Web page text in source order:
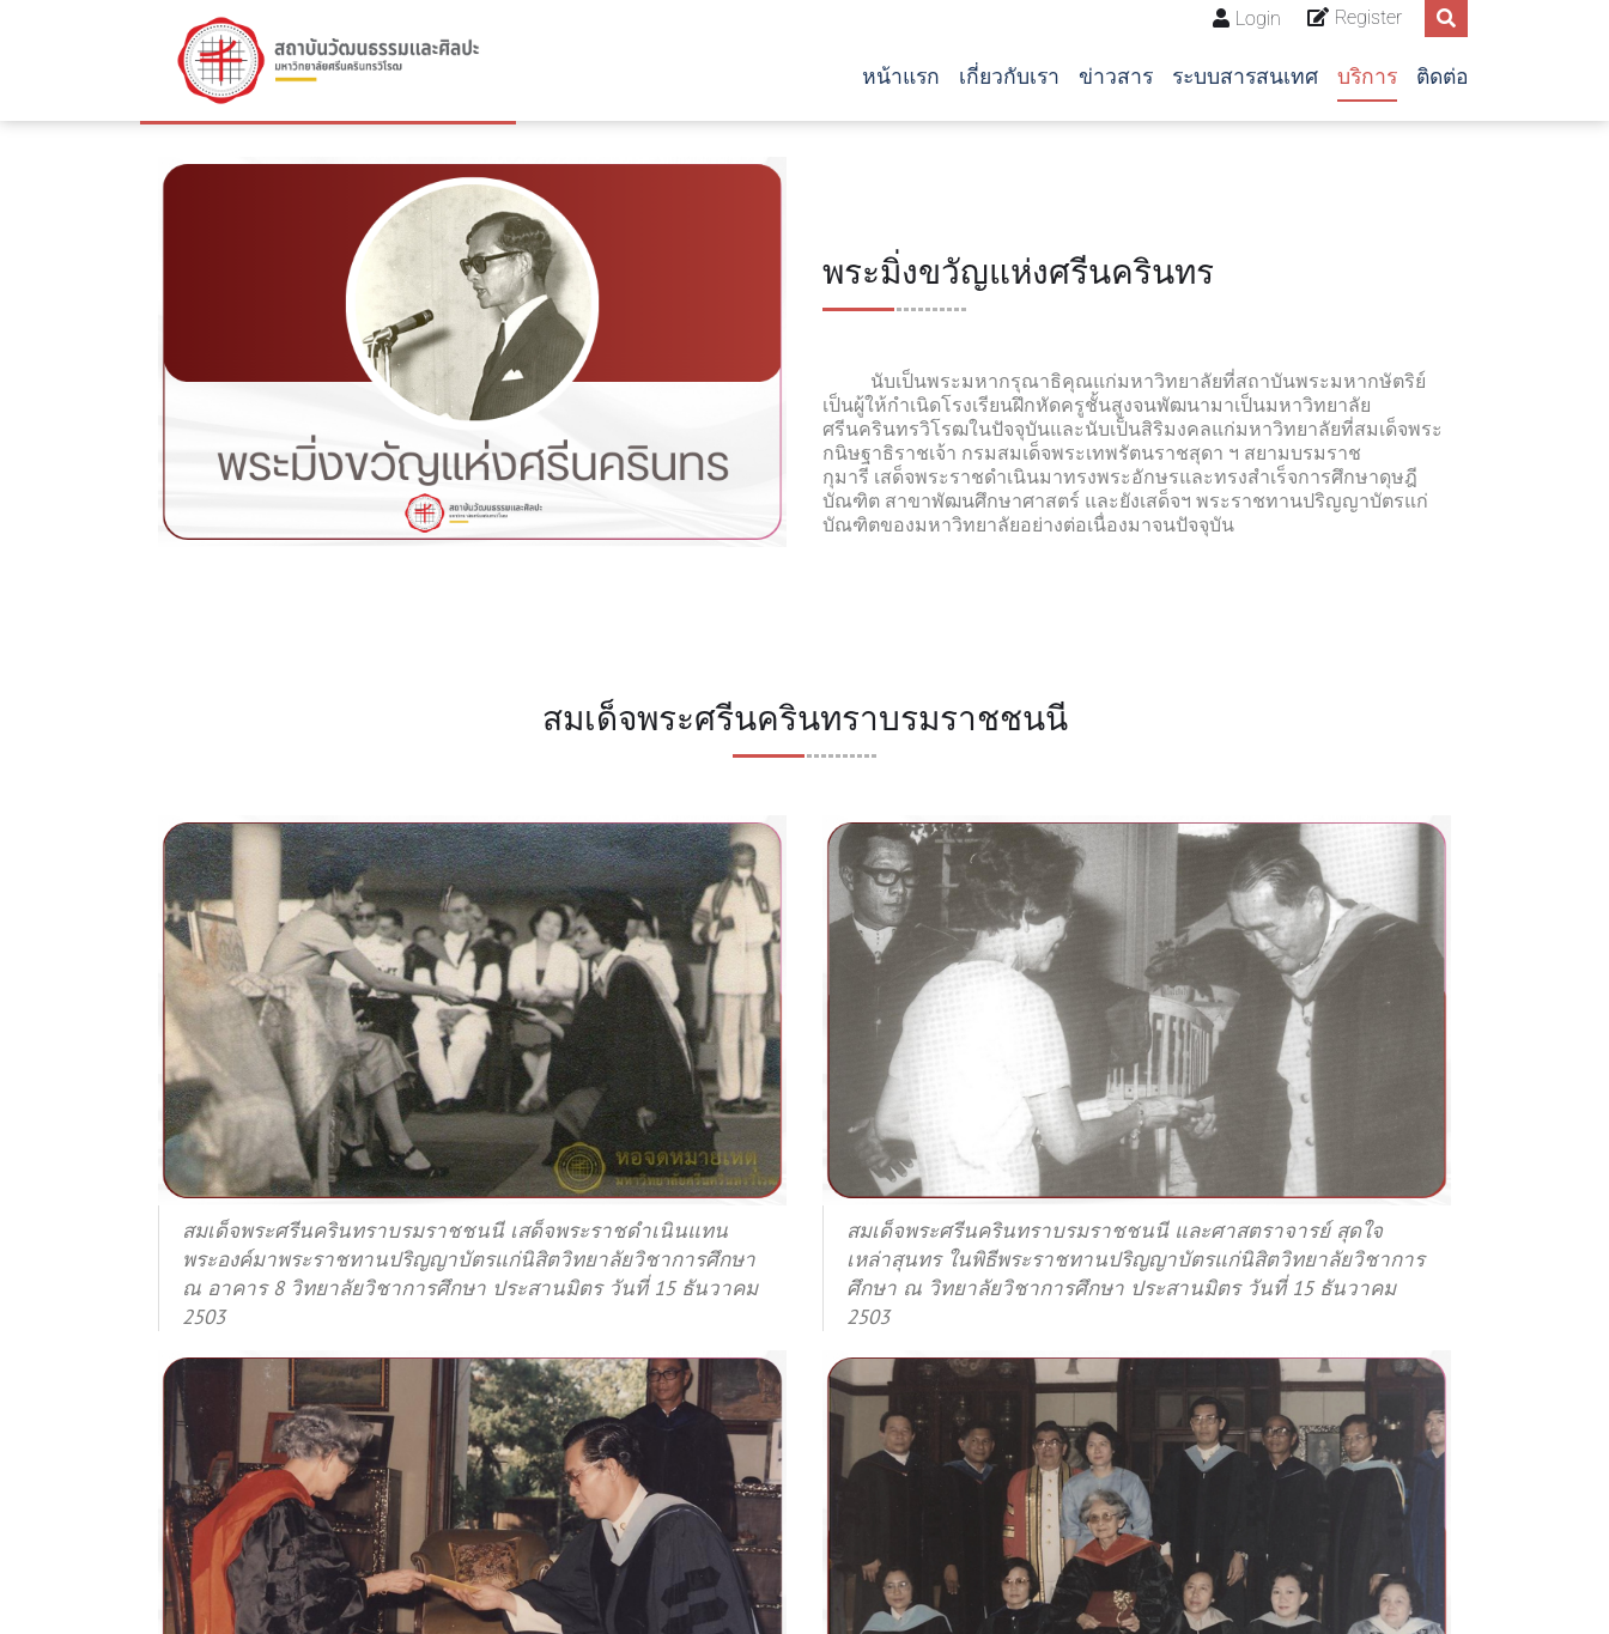
Register
Login
หน้าแรก เกี่ยวกับเรา ข่าวสาร ระบบสารสนเทศ บริการ ติดต่อ
พระมิ่งขวัญแห่งศรีนครินทร
นับเป็นพระมหากรุณาธิคุณแก่มหาวิทยาลัยที่สถาบันพระมหากษัตริย์
เป็นผู้ให้กำเนิดโรงเรียนฝึกหัดครูชั้นสูงจนพัฒนามาเป็นมหาวิทยาลัย
ศรีนครินทรวิโรฒในปัจจุบันและนับเป็นสิริมงคลแก่มหาวิทยาลัยที่สมเด็จพระ
กนิษฐาธิราชเจ้า กรมสมเด็จพระเทพรัตนราชสุดา ฯ สยามบรมราช
กุมารี เสด็จพระราชดำเนินมาทรงพระอักษรและทรงสำเร็จการศึกษาดุษฎี
บัณฑิต สาขาพัฒนศึกษาศาสตร์ และยังเสด็จฯ พระราชทานปริญญาบัตรแก่
บัณฑิตของมหาวิทยาลัยอย่างต่อเนื่องมาจนปัจจุบัน
สมเด็จพระศรีนครินทราบรมราชชนนี
สมเด็จพระศรีนครินทราบรมราชชนนี เสด็จพระราชดำเนินแทน
พระองค์มาพระราชทานปริญญาบัตรแก่นิสิตวิทยาลัยวิชาการศึกษา
ณ อาคาร 8 วิทยาลัยวิชาการศึกษา ประสานมิตร วันที่ 15 ธันวาคม
2503
สมเด็จพระศรีนครินทราบรมราชชนนี และศาสตราจารย์ สุดใจ
เหล่าสุนทร ในพิธีพระราชทานปริญญาบัตรแก่นิสิตวิทยาลัยวิชาการ
ศึกษา ณ วิทยาลัยวิชาการศึกษา ประสานมิตร วันที่ 15 ธันวาคม
2503